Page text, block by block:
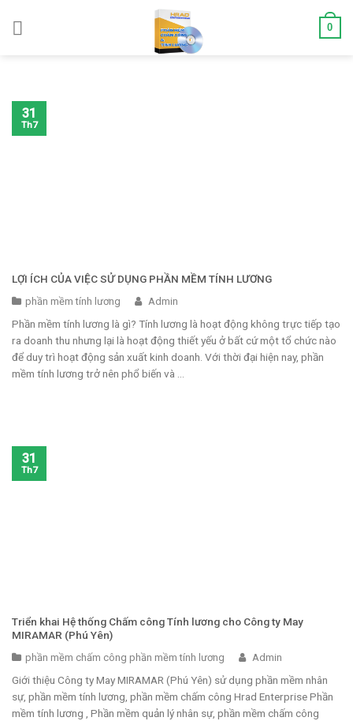
0
LỢI ÍCH CỦA VIỆC SỬ DỤNG PHẦN MỀM TÍNH LƯƠNG
phần mềm tính lương Admin
Phần mềm tính lương là gì? Tính lương là hoạt động không trực tiếp tạo
ra doanh thu nhưng lại là hoạt động thiết yếu ở bất cứ một tổ chức nào
để duy trì hoạt động sản xuất kinh doanh. Với thời đại hiện nay, phần
mềm tính lương trở nên phổ biến và ...
31
Th7
Triển khai Hệ thống Chấm công Tính lương cho Công ty May
MIRAMAR (Phú Yên)
phần mềm chấm công phần mềm tính lương Admin
Giới thiệu Công ty May MIRAMAR (Phú Yên) sử dụng phần mềm nhân
sự, phần mềm tính lương, phần mềm chấm công Hrad Enterprise Phần
mềm tính lương , Phần mềm quản lý nhân sự, phần mềm chấm công
31
Th7